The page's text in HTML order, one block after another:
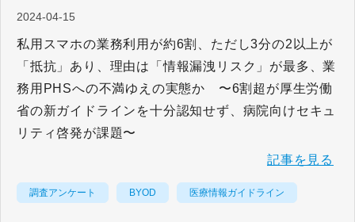
2024-04-15
私用スマホの業務利用が約6割、ただし3分の2以上が
「抵抗」あり、理由は「情報漏洩リスク」が最多、業
務用PHSへの不満ゆえの実態か 〜6割超が厚生労働
省の新ガイドラインを十分認知せず、病院向けセキュ
リティ啓発が課題〜
記事を見る
調査アンケート BYOD 医療情報ガイドライン